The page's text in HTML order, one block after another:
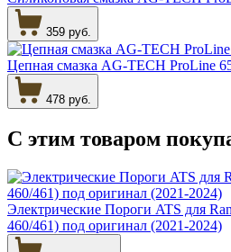
359 руб.
Цепная смазка AG-TECH ProLine
478 руб.
С этим товаром
Электрические Пороги ATS для
460/461) под оригинал (2021-2024)